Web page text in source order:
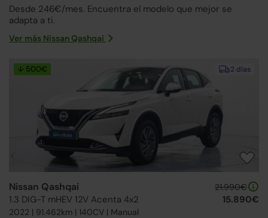
Desde 246€/mes. Encuentra el modelo que mejor se
adapta a ti.
Ver más Nissan Qashqai
2 días
↓ 500€
Nissan Qashqai
1.3 DIG-T mHEV 12V Acenta 4x2
2022 | 91.462km | 140CV | Manual
21.990€
15.890€